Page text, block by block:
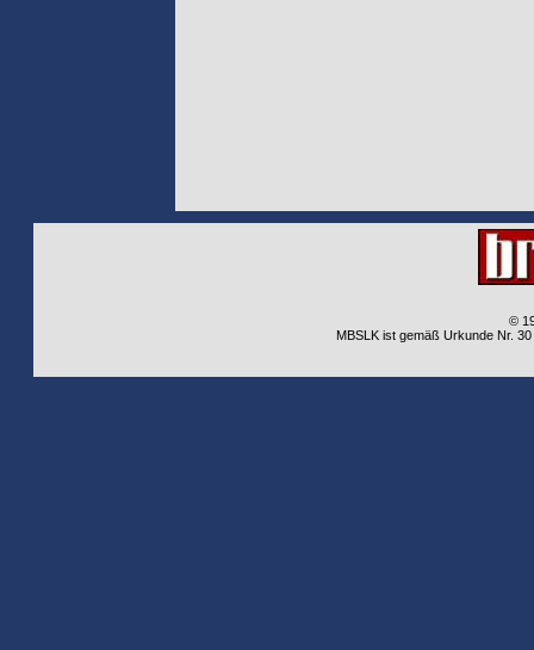
©
MBSLK ist gemäß Urkunde Nr.